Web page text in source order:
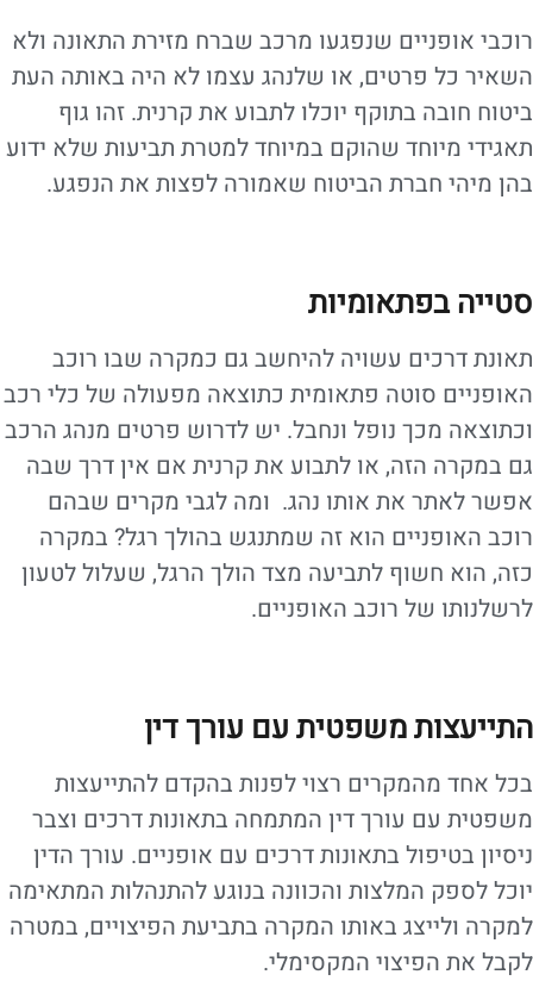
רוכבי אופניים שנפגעו מרכב שברח מזירת התאונה ולא
השאיר כל פרטים, או שלנהג עצמו לא היה באותה העת
ביטוח חובה בתוקף יוכלו לתבוע את קרנית. זהו גוף
תאגידי מיוחד שהוקם במיוחד למטרת תביעות שלא ידוע
בהן מיהי חברת הביטוח שאמורה לפצות את הנפגע.
סטייה בפתאומיות
תאונת דרכים עשויה להיחשב גם כמקרה שבו רוכב
האופניים סוטה פתאומית כתוצאה מפעולה של כלי רכב
וכתוצאה מכך נופל ונחבל. יש לדרוש פרטים מנהג הרכב
גם במקרה הזה, או לתבוע את קרנית אם אין דרך שבה
אפשר לאתר את אותו נהג. ומה לגבי מקרים שבהם
רוכב האופניים הוא זה שמתנגש בהולך רגל? במקרה
כזה, הוא חשוף לתביעה מצד הולך הרגל, שעלול לטעון
לרשלנותו של רוכב האופניים.
התייעצות משפטית עם עורך דין
בכל אחד מהמקרים רצוי לפנות בהקדם להתייעצות
משפטית עם עורך דין המתמחה בתאונות דרכים וצבר
ניסיון בטיפול בתאונות דרכים עם אופניים. עורך הדין
יוכל לספק המלצות והכוונה בנוגע להתנהלות המתאימה
למקרה ולייצג באותו המקרה בתביעת הפיצויים, במטרה
לקבל את הפיצוי המקסימלי.